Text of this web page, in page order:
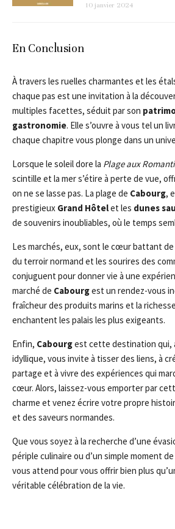
10 janvier 2024
En Conclusion
À travers les ruelles charmantes et les
chaque pas est une invitation à la
multiples facettes, séduit par son
gastronomie. Elle s’ouvre à vous tel un
chaque chapitre vous plonge dans un
Lorsque le soleil dore la Plage aux
scintille et la mer s’étire à perte de vue,
on ne se lasse pas. La plage de Cabourg,
prestigieux Grand Hôtelet les dunes
de souvenirs inoubliables, où le temps
Les marchés, eux, sont le cœur battant de
du terroir normand et les sourires des
conjuguent pour donner vie à une
marché de Cabourgest un rendez-vous
fraîcheur des produits marins et la
enchantent les palais les plus exigeants.
Enfin, Cabourgest cette destination qui,
idyllique, vous invite à tisser des liens, à
partage et à vivre des expériences qui
cœur. Alors, laissez-vous emporter par
charme et venez écrire votre propre
et des saveurs normandes.
Que vous soyez à la recherche d’une
périple culinaire ou d’un simple moment
vous attend pour vous offrir bien plus
véritable célébration de la vie.